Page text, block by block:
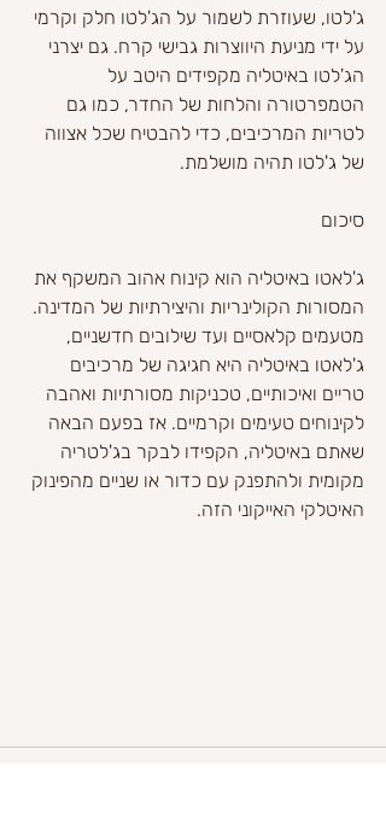
ג'לטו, שעוזרת לשמור על הג'לטו חלק וקרמי
על ידי מניעת היווצרות גבישי קרח. גם יצרני
הג'לטו באיטליה מקפידים היטב על
הטמפרטורה והלחות של החדר, כמו גם
לטריות המרכיבים, כדי להבטיח שכל אצווה
של ג'לטו תהיה מושלמת.
סיכום
ג'לאטו באיטליה הוא קינוח אהוב המשקף את
המסורות הקולינריות והיצירתיות של המדינה.
מטעמים קלאסיים ועד שילובים חדשניים,
ג'לאטו באיטליה היא חגיגה של מרכיבים
טריים ואיכותיים, טכניקות מסורתיות ואהבה
לקינוחים טעימים וקרמיים. אז בפעם הבאה
שאתם באיטליה, הקפידו לבקר בג'לטריה
מקומית ולהתפנק עם כדור או שניים מהפינוק
האיטלקי האייקוני הזה.